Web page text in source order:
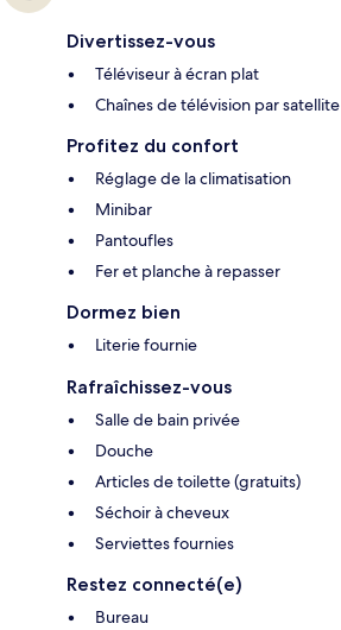
Divertissez-vous
Téléviseur à écran plat
Chaînes de télévision par satellite
Profitez du confort
Réglage de la climatisation
Minibar
Pantoufles
Fer et planche à repasser
Dormez bien
Literie fournie
Rafraîchissez-vous
Salle de bain privée
Douche
Articles de toilette (gratuits)
Séchoir à cheveux
Serviettes fournies
Restez connecté(e)
Bureau